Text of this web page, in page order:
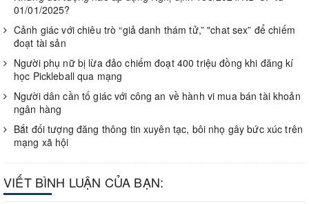
01/01/2025?
Cảnh giác với chiêu trò “giả danh thám tử,” "chat sex” để chiếm
đoạt tài sản
Người phụ nữ bị lừa đảo chiếm đoạt 400 triệu đồng khi đăng kí
học Pickleball qua mạng
Người dân cần tố giác với công an về hành vi mua bán tài khoản
ngân hàng
Bắt đối tượng đăng thông tin xuyên tạc, bôi nhọ gây bức xúc trên
mạng xã hội
VIẾT BÌNH LUẬN CỦA BẠN: